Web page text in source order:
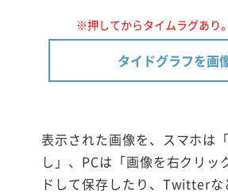
※押してからタイムラグあり
タイドグラフを画
表示された画像を、スマホは
し」、PCは「画像を右クリッ
ドして保存したり、Twitterな